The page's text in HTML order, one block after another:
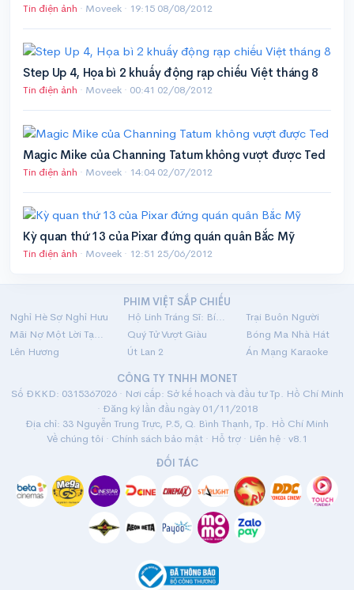
Tin điện ảnh · Moveek · 19:15 08/08/2012
Step Up 4, Họa bì 2 khuấy động rạp chiếu Việt tháng 8
Tin điện ảnh · Moveek · 00:41 02/08/2012
Magic Mike của Channing Tatum không vượt được Ted
Tin điện ảnh · Moveek · 14:04 02/07/2012
Kỳ quan thứ 13 của Pixar đứng quán quân Bắc Mỹ
Tin điện ảnh · Moveek · 12:51 25/06/2012
PHIM VIỆT SẮP CHIẾU
Nghỉ Hè Sợ Nghỉ Hưu
Hộ Linh Tráng Sĩ: Bí Ẩn Mộ Vua Đinh
Trại Buôn Người
Mãi Nợ Một Lời Tạm Biệt
Quý Tử Vượt Giàu
Bóng Ma Nhà Hát
Lên Hương
Út Lan 2
Án Mạng Karaoke
CÔNG TY TNHH MONET
Số ĐKKD: 0315367026 · Nơi cấp: Sở kế hoạch và đầu tư Tp. Hồ Chí Minh
· Đăng ký lần đầu ngày 01/11/2018
Địa chỉ: 33 Nguyễn Trung Trực, P.5, Q. Bình Thạnh, Tp. Hồ Chí Minh
Về chúng tôi · Chính sách bảo mật · Hỗ trợ · Liên hệ · v8.1
ĐỐI TÁC